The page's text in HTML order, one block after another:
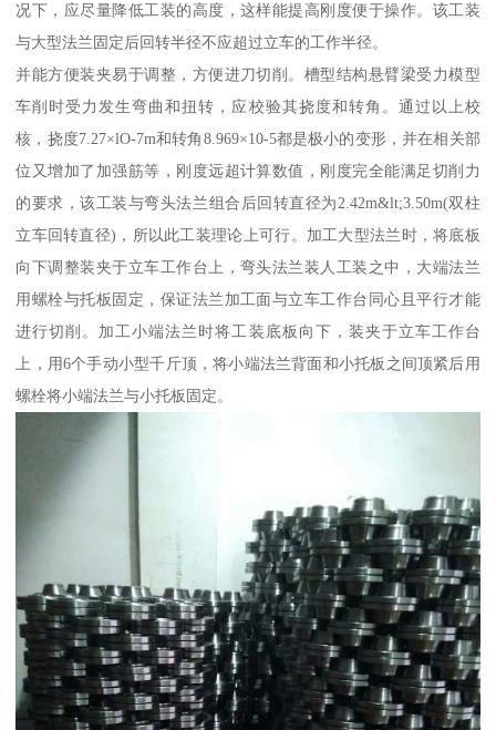
况下，应尽量降低工装的高度，这样能提高刚度便于操作。该工装
与大型法兰固定后回转半径不应超过立车的工作半径。
并能方便装夹易于调整，方便进刀切削。槽型结构悬臂梁受力模型
车削时受力发生弯曲和扭转，应校验其挠度和转角。通过以上校
核，挠度7.27×lO-7m和转角8.969×10-5都是极小的变形，并在相关部
位又增加了加强筋等，刚度远超计算数值，刚度完全能满足切削力
的要求，该工装与弯头法兰组合后回转直径为2.42m&lt;3.50m(双柱
立车回转直径)，所以此工装理论上可行。加工大型法兰时，将底板
向下调整装夹于立车工作台上，弯头法兰装人工装之中，大端法兰
用螺栓与托板固定，保证法兰加工面与立车工作台同心且平行才能
进行切削。加工小端法兰时将工装底板向下，装夹于立车工作台
上，用6个手动小型千斤顶，将小端法兰背面和小托板之间顶紧后用
螺栓将小端法兰与小托板固定。